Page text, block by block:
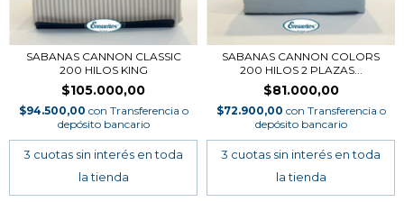
SABANAS CANNON CLASSIC
200 HILOS KING
$105.000,00
$94.500,00 con Transferencia o
depósito bancario
SABANAS CANNON COLORS
200 HILOS 2 PLAZAS...
$81.000,00
$72.900,00 con Transferencia o
depósito bancario